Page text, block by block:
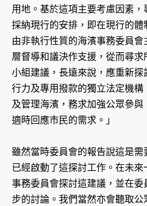
用地。基於這項主要考慮因素
採納現行的安排，即在現行的體
由非執行性質的海濱事務委員
層督導和議決作支援，從而尋
小組建議，長遠來說，應重新
行力及專用撥款的獨立法定機
及管理海濱，務求加強公眾參
適時回應市民的需求。」
雖然當時委員會的報告說這是
已經啟動了這探討工作。在未
事務委員會探討這建議，並在
步的討論。我們當然亦會聽取